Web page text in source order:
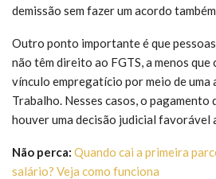
demissão sem fazer um acordo
Outro ponto importante é que
não têm direito ao FGTS, a menos
vínculo empregatício por meio de uma
Trabalho. Nesses casos, o pagamento
houver uma decisão judicial favorável
Não perca: Quando cai a primeira
salário? Veja como funciona